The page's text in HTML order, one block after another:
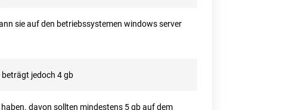
sie auf den betriebssystemen windows server
jedoch 4 gb
davon sollten mindestens 5 gb auf dem